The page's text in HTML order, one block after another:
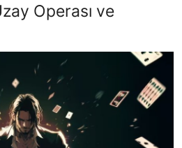
Operası ve